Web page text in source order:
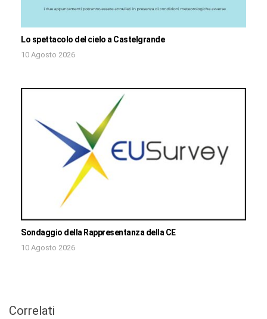
Lo spettacolo del cielo a Castelgrande
10 Agosto 2026
Sondaggio della Rappresentanza della CE
10 Agosto 2026
Correlati